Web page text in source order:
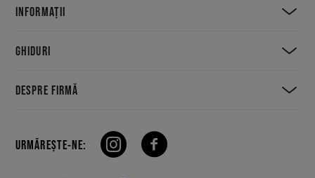
INFORMAȚII
GHIDURI
DESPRE FIRMĂ
URMĂREȘTE-NE: